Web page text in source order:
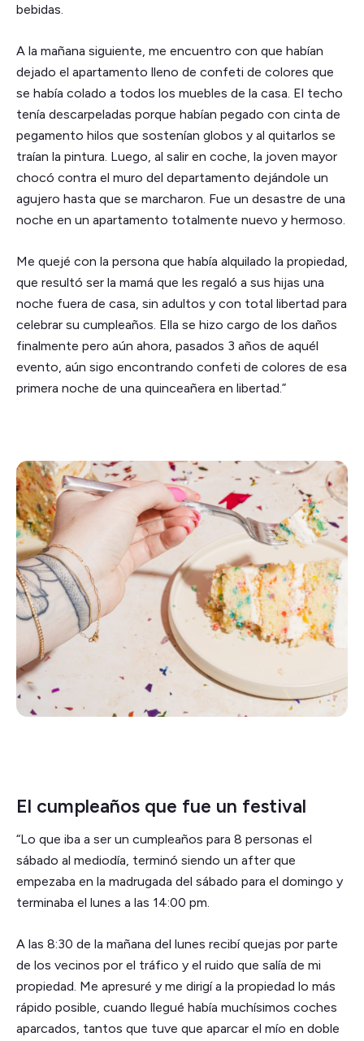
bebidas.
A la mañana siguiente, me encuentro con que habían
dejado el apartamento lleno de confeti de colores que
se había colado a todos los muebles de la casa. El techo
tenía descarpeladas porque habían pegado con cinta de
pegamento hilos que sostenían globos y al quitarlos se
traían la pintura. Luego, al salir en coche, la joven mayor
chocó contra el muro del departamento dejándole un
agujero hasta que se marcharon. Fue un desastre de una
noche en un apartamento totalmente nuevo y hermoso.
Me quejé con la persona que había alquilado la propiedad,
que resultó ser la mamá que les regaló a sus hijas una
noche fuera de casa, sin adultos y con total libertad para
celebrar su cumpleaños. Ella se hizo cargo de los daños
finalmente pero aún ahora, pasados 3 años de aquél
evento, aún sigo encontrando confeti de colores de esa
primera noche de una quinceañera en libertad.”
El cumpleaños que fue un festival
“Lo que iba a ser un cumpleaños para 8 personas el
sábado al mediodía, terminó siendo un after que
empezaba en la madrugada del sábado para el domingo y
terminaba el lunes a las 14:00 pm.
A las 8:30 de la mañana del lunes recibí quejas por parte
de los vecinos por el tráfico y el ruido que salía de mi
propiedad. Me apresuré y me dirigí a la propiedad lo más
rápido posible, cuando llegué había muchísimos coches
aparcados, tantos que tuve que aparcar el mío en doble